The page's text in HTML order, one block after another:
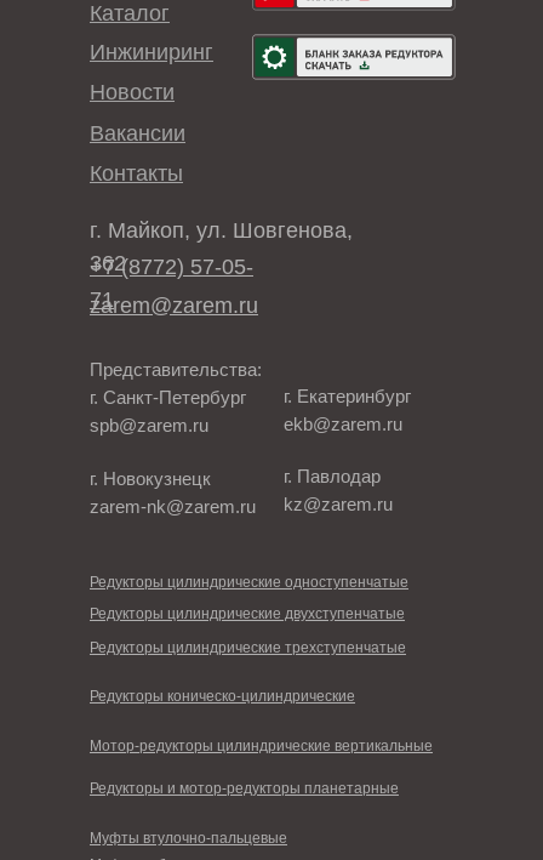
+7 (8772) 57-05-
71
Каталог
Инжиниринг
Контакты
Новости
Вакансии
zarem@zarem.ru
Редукторы цилиндрические одноступенчатые
Редукторы цилиндрические двухступенчатые
Редукторы цилиндрические трехступенчатые
Редукторы коническо-цилиндрические
Мотор-редукторы цилиндрические вертикальные
Редукторы и мотор-редукторы планетарные
Муфты втулочно-пальцевые
г. Майкоп, ул. Шовгенова,
362
Представительства:
г. Санкт-Петербург
spb@zarem.ru
г. Екатеринбург
ekb@zarem.ru
г. Новокузнецк
zarem-nk@zarem.ru
г. Павлодар
kz@zarem.ru